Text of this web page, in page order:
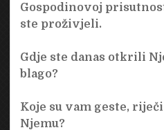
Gospodinovoj
ste proživjeli.
Gdje ste danas otkrili
blago?
Koje su vam geste,
Njemu?